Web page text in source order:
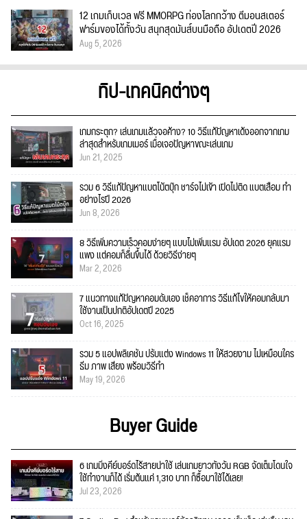
12 เกมเก็บเวล ฟรี MMORPG ท่องโลกกว้าง ตีมอนสเตอร์
ฟาร์มของได้ทั้งวัน สนุกสุดมันส์บนมือถือ อัปเดตปี 2026
Aug 5, 2026
ทิป-เทคนิคต่างๆ
เกมกระตุก? เล่นเกมแล้วจอค้าง? 10 วิธีแก้ปัญหาเด้งออกจากเกม
ล่าสุดสำหรับเกมเมอร์ เมื่อเจอปัญหาขณะเล่นเกม
Jun 21, 2025
รวม 6 วิธีแก้ปัญหาแบตโน้ตบุ๊ก ชาร์จไม่เข้า เปิดไม่ติด แบตเสื่อม ทำ
อย่างไรปี 2026
Jun 8, 2026
8 วิธีเพิ่มความเร็วคอมง่ายๆ แบบไม่เพิ่มแรม อัปเดต 2026 ยุคแรม
แพง แต่คอมก็ลื่นขึ้นได้ ด้วยวิธีง่ายๆ
Mar 2, 2026
7 แนวทางแก้ปัญหาคอมดับเอง เช็คอาการ วิธีแก้ไขให้คอมกลับมา
ใช้งานเป็นปกติอัปเดตปี 2025
Oct 16, 2025
รวม 5 แอปพลิเคชัน ปรับแต่ง Windows 11 ให้สวยงาม ไม่เหมือนใคร
ธีม ภาพ เสียง พร้อมวิธีทำ
May 19, 2026
Buyer Guide
6 เกมมิ่งคีย์บอร์ดไร้สายน่าใช้ เล่นเกมยาวทั้งวัน RGB จัดเต็มโดนใจ
ใช้ทำงานก็ได้ เริ่มต้นแค่ 1,310 บาท ก็ซื้อมาใช้ได้เลย!
Jul 23, 2026